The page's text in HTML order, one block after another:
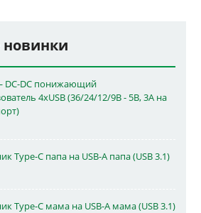
DC-DC понижающий
4xUSB (36/24/12/9В - 5В, 3А на
Type-C папа на USB-A папа (USB 3.1)
Type-C мама на USB-A мама (USB 3.1)